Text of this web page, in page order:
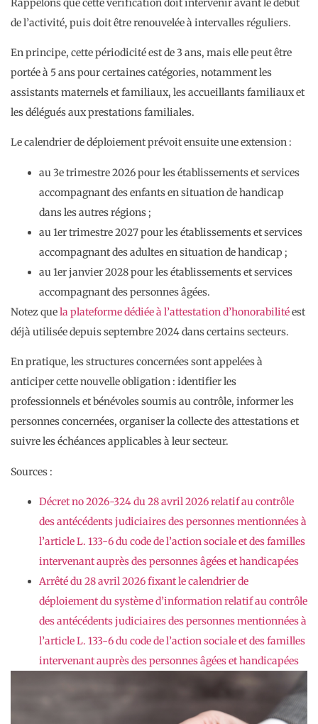
Rappelons que cette vérification doit intervenir avant le début
de l’activité, puis doit être renouvelée à intervalles réguliers.
En principe, cette périodicité est de 3 ans, mais elle peut être
portée à 5 ans pour certaines catégories, notamment les
assistants maternels et familiaux, les accueillants familiaux et
les délégués aux prestations familiales.
Le calendrier de déploiement prévoit ensuite une extension :
au 3e trimestre 2026 pour les établissements et services
accompagnant des enfants en situation de handicap
dans les autres régions ;
au 1er trimestre 2027 pour les établissements et services
accompagnant des adultes en situation de handicap ;
au 1er janvier 2028 pour les établissements et services
accompagnant des personnes âgées.
Notez quela plateforme dédiée à l’attestation d’honorabilitéest
déjà utilisée depuis septembre 2024 dans certains secteurs.
En pratique, les structures concernées sont appelées à
anticiper cette nouvelle obligation : identifier les
professionnels et bénévoles soumis au contrôle, informer les
personnes concernées, organiser la collecte des attestations et
suivre les échéances applicables à leur secteur.
Sources :
Décret no 2026-324 du 28 avril 2026 relatif au contrôle
des antécédents judiciaires des personnes mentionnées à
l’article L. 133-6 du code de l’action sociale et des familles
intervenant auprès des personnes âgées et handicapées
Arrêté du 28 avril 2026 fixant le calendrier de
déploiement du système d’information relatif au contrôle
des antécédents judiciaires des personnes mentionnées à
l’article L. 133-6 du code de l’action sociale et des familles
intervenant auprès des personnes âgées et handicapées